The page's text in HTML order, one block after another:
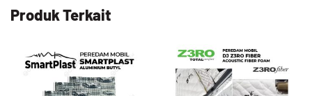
Produk Terkait